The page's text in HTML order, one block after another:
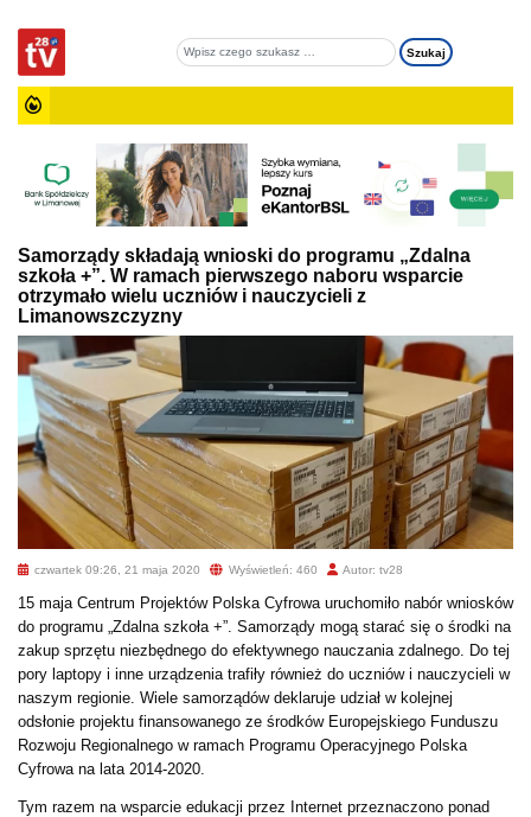
Samorządy składają wnioski do programu „Zdalna
szkoła +”. W ramach pierwszego naboru wsparcie
otrzymało wielu uczniów i nauczycieli z
Limanowszczyzny
czwartek 09:26, 21 maja 2020 Wyświetleń: 460 Autor: tv28
15 maja Centrum Projektów Polska Cyfrowa uruchomiło nabór wniosków
do programu „Zdalna szkoła +”. Samorządy mogą starać się o środki na
zakup sprzętu niezbędnego do efektywnego nauczania zdalnego. Do tej
pory laptopy i inne urządzenia trafiły również do uczniów i nauczycieli w
naszym regionie. Wiele samorządów deklaruje udział w kolejnej
odsłonie projektu finansowanego ze środków Europejskiego Funduszu
Rozwoju Regionalnego w ramach Programu Operacyjnego Polska
Cyfrowa na lata 2014-2020.
Tym razem na wsparcie edukacji przez Internet przeznaczono ponad